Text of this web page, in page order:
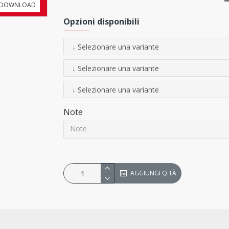
ACCESSORI(non inclusi)
Viteria
CavallettoDB Super 4- H 94 cm
Opzioni disponibili
Note
AGGIUNGI Q.TÀ